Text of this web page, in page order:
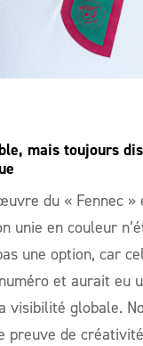
mais toujours
du « Fennec »
unie en couleur
une option, car
et aurait eu
visibilité globale.
preuve de